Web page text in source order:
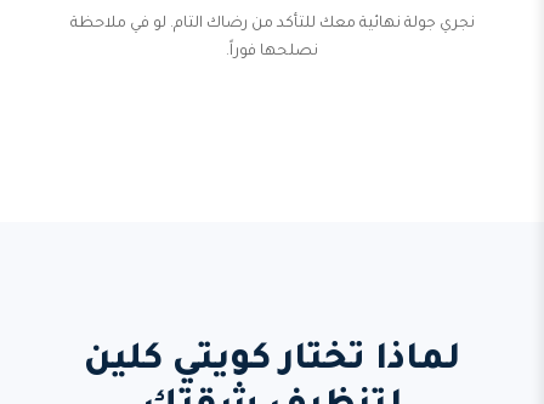
نجري جولة نهائية معك للتأكد من رضاك التام. لو في ملاحظة
نصلحها فوراً.
لماذا تختار كويتي كلين